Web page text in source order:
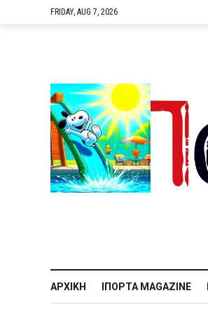
FRIDAY, AUG 7, 2026
ΑΡΧΙΚΉ IΠΌΡΤΑ MAGAZINE